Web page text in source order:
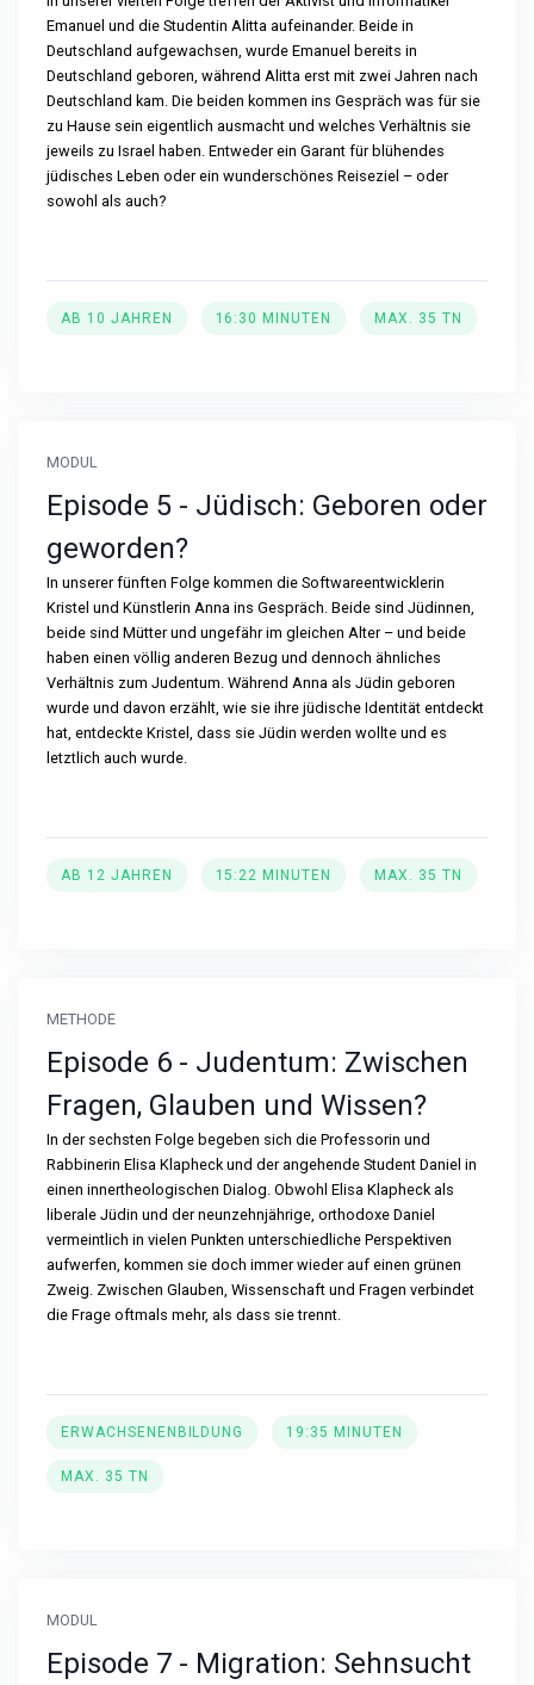
Emanuel und die Studentin Alitta aufeinander. Beide in
Deutschland aufgewachsen, wurde Emanuel bereits in
Deutschland geboren, während Alitta erst mit zwei Jahren nach
Deutschland kam. Die beiden kommen ins Gespräch was für sie
zu Hause sein eigentlich ausmacht und welches Verhältnis sie
jeweils zu Israel haben. Entweder ein Garant für blühendes
jüdisches Leben oder ein wunderschönes Reiseziel – oder
sowohl als auch?
AB 10 JAHREN 16:30 MINUTEN MAX. 35 TN
MODUL
Episode 5 - Jüdisch: Geboren oder
geworden?
In unserer fünften Folge kommen die Softwareentwicklerin
Kristel und Künstlerin Anna ins Gespräch. Beide sind Jüdinnen,
beide sind Mütter und ungefähr im gleichen Alter – und beide
haben einen völlig anderen Bezug und dennoch ähnliches
Verhältnis zum Judentum. Während Anna als Jüdin geboren
wurde und davon erzählt, wie sie ihre jüdische Identität entdeckt
hat, entdeckte Kristel, dass sie Jüdin werden wollte und es
letztlich auch wurde.
AB 12 JAHREN 15:22 MINUTEN MAX. 35 TN
METHODE
Episode 6 - Judentum: Zwischen
Fragen, Glauben und Wissen?
In der sechsten Folge begeben sich die Professorin und
Rabbinerin Elisa Klapheck und der angehende Student Daniel in
einen innertheologischen Dialog. Obwohl Elisa Klapheck als
liberale Jüdin und der neunzehnjährige, orthodoxe Daniel
vermeintlich in vielen Punkten unterschiedliche Perspektiven
aufwerfen, kommen sie doch immer wieder auf einen grünen
Zweig. Zwischen Glauben, Wissenschaft und Fragen verbindet
die Frage oftmals mehr, als dass sie trennt.
ERWACHSENENBILDUNG 19:35 MINUTEN
MAX. 35 TN
MODUL
Episode 7 - Migration: Sehnsucht